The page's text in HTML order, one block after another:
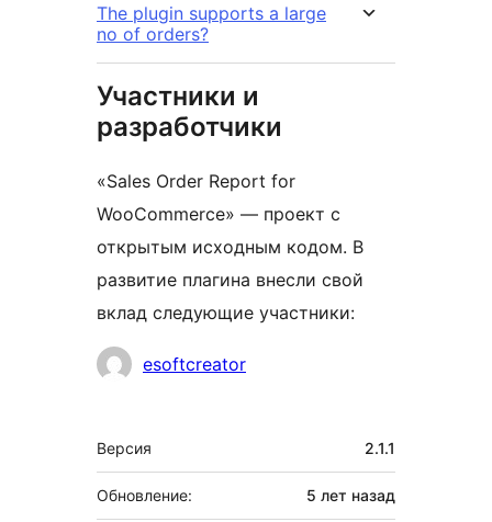
The plugin supports a large
no of orders?
Участники и
разработчики
«Sales Order Report for
WooCommerce» — проект с
открытым исходным кодом. В
развитие плагина внесли свой
вклад следующие участники:
Участникиesoftcreator
Мета
Версия 2.1.1
Обновление: 5 лет назад